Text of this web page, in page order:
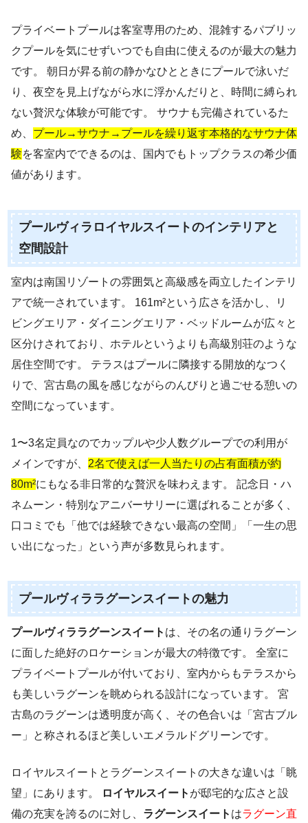
プライベートプールは客室専用のため、混雑するパブリッ
クプールを気にせずいつでも自由に使えるのが最大の魅力
です。 朝日が昇る前の静かなひとときにプールで泳いだ
り、夜空を見上げながら水に浮かんだりと、時間に縛られ
ない贅沢な体験が可能です。 サウナも完備されているた
め、 プール→サウナ→プールを繰り返す本格的なサウナ体
験を客室内でできるのは、国内でもトップクラスの希少価
値があります。
プールヴィラロイヤルスイートのインテリアと
空間設計
室内は南国リゾートの雰囲気と高級感を両立したインテリ
アで統一されています。 161m²という広さを活かし、リ
ビングエリア・ダイニングエリア・ベッドルームが広々と
区分けされており、ホテルというよりも高級別荘のような
居住空間です。 テラスはプールに隣接する開放的なつく
りで、宮古島の風を感じながらのんびりと過ごせる憩いの
空間になっています。
1〜3名定員なのでカップルや少人数グループでの利用が
メインですが、 2名で使えば一人当たりの占有面積が約
80m²にもなる非日常的な贅沢を味わえます。 記念日・ハ
ネムーン・特別なアニバーサリーに選ばれることが多く、
口コミでも「他では経験できない最高の空間」「一生の思
い出になった」という声が多数見られます。
プールヴィララグーンスイートの魅力
プールヴィララグーンスイート は、その名の通りラグーン
に面した絶好のロケーションが最大の特徴です。 全室に
プライベートプールが付いており、室内からもテラスから
も美しいラグーンを眺められる設計になっています。 宮
古島のラグーンは透明度が高く、その色合いは「宮古ブル
ー」と称されるほど美しいエメラルドグリーンです。
ロイヤルスイートとラグーンスイートの大きな違いは「眺
望」にあります。
ロイヤルスイート が邸宅的な広さと設
備の充実を誇るのに対し、 ラグーンスイート はラグーン直